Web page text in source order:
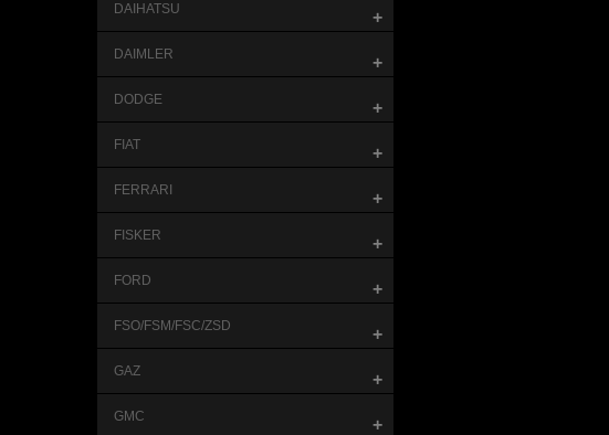
DAIHATSU +
DAIMLER +
DODGE +
FIAT +
FERRARI +
FISKER +
FORD +
FSO/FSM/FSC/ZSD +
GAZ +
GMC +